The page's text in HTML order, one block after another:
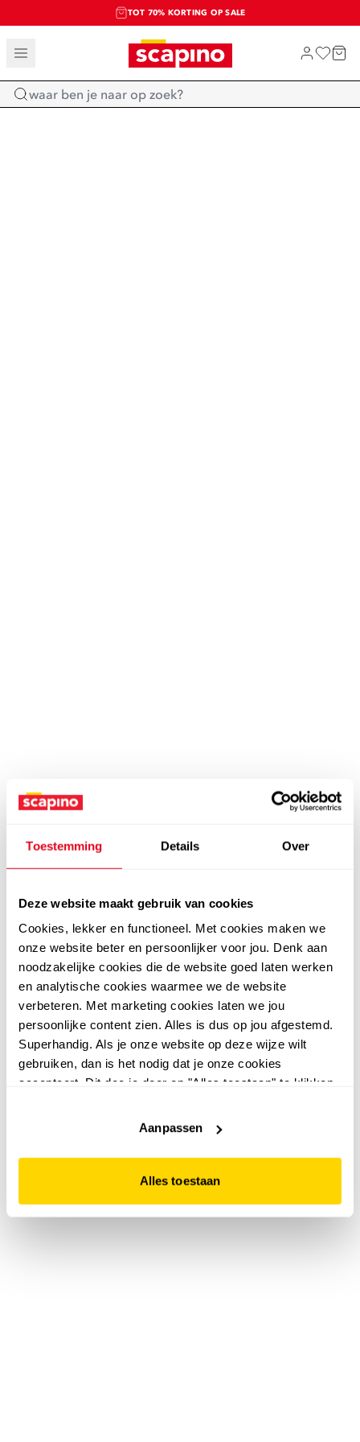
Toestemming Details Over
Deze website maakt gebruik van cookies
Cookies, lekker en functioneel. Met cookies maken we
onze website beter en persoonlijker voor jou. Denk aan
noodzakelijke cookies die de website goed laten werken
en analytische cookies waarmee we de website
verbeteren. Met marketing cookies laten we jou
persoonlijke content zien. Alles is dus op jou afgestemd.
Superhandig. Als je onze website op deze wijze wilt
gebruiken, dan is het nodig dat je onze cookies
accepteert. Dit doe je door op "Alles toestaan" te klikken.
website niet optimaal functioneert.
Aanpassen
Alles toestaan
TOT 70% KORTING OP SALE
SALE: LAATSTE KANS!
SHOP NIEUW
Home